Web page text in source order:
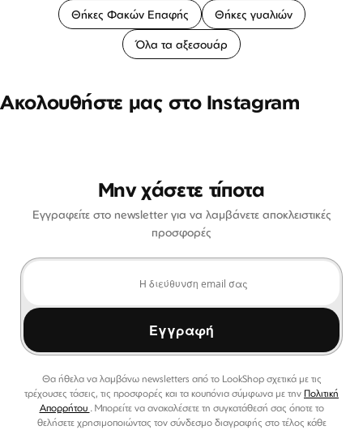
Θήκες Φακών Επαφής Θήκες γυαλιών
Όλα τα αξεσουάρ
Ακολουθήστε μας στο Instagram
Μην χάσετε τίποτα
Εγγραφείτε στο newsletter για να λαμβάνετε αποκλειστικές
προσφορές
Εγγραφή
Θα ήθελα να λαμβάνω newsletters από το LookShop σχετικά με τις
τρέχουσες τάσεις, τις προσφορές και τα κουπόνια σύμφωνα με την Πολιτική
Απορρήτου . Μπορείτε να ανακαλέσετε τη συγκατάθεσή σας όποτε το
θελήσετε χρησιμοποιώντας τον σύνδεσμο διαγραφής στο τέλος κάθε